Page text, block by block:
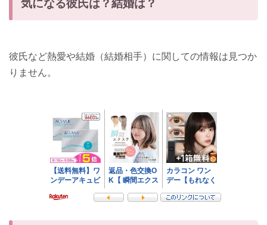
気になる彼氏は？結婚は？
彼氏など熱愛や結婚（結婚相手）に関しての情報は見つか
りません。